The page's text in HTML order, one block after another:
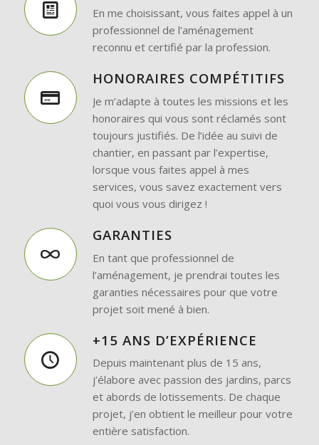
En me choisissant, vous faites appel à un
professionnel de l’aménagement
reconnu et certifié par la profession.
HONORAIRES COMPÉTITIFS
Je m’adapte à toutes les missions et les
honoraires qui vous sont réclamés sont
toujours justifiés. De l’idée au suivi de
chantier, en passant par l’expertise,
lorsque vous faites appel à mes
services, vous savez exactement vers
quoi vous vous dirigez !
GARANTIES
En tant que professionnel de
l’aménagement, je prendrai toutes les
garanties nécessaires pour que votre
projet soit mené à bien.
+15 ANS D’EXPÉRIENCE
Depuis maintenant plus de 15 ans,
j’élabore avec passion des jardins, parcs
et abords de lotissements. De chaque
projet, j’en obtient le meilleur pour votre
entière satisfaction.